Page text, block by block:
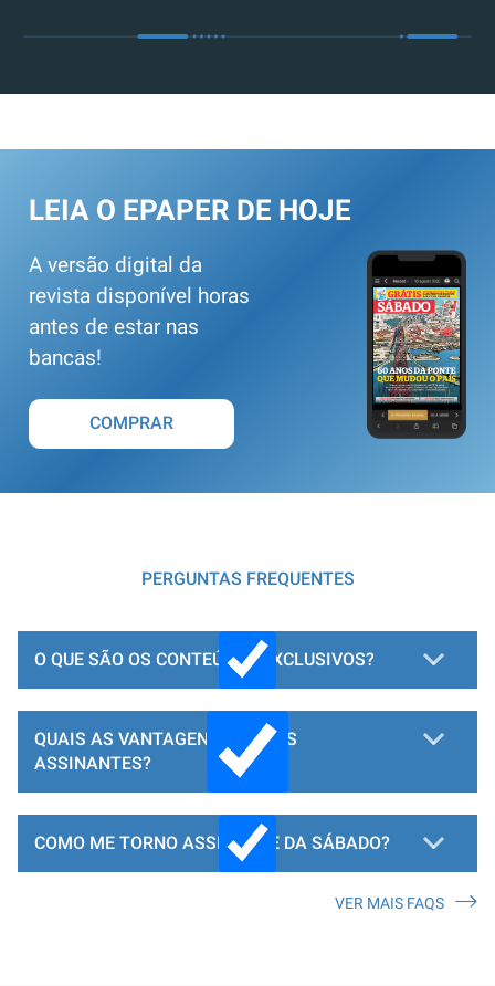
LEIA O EPAPER DE HOJE
A versão digital da
revista disponível horas
antes de estar nas
bancas!
COMPRAR
PERGUNTAS FREQUENTES
O QUE SÃO OS CONTEÚDOS EXCLUSIVOS?
QUAIS AS VANTAGENS PARA OS
ASSINANTES?
COMO ME TORNO ASSINANTE DA SÁBADO?
VER MAIS FAQS